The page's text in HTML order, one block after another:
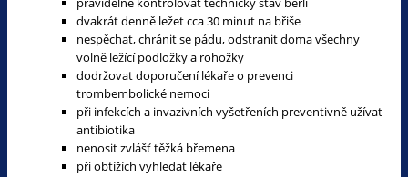
dvakrát denně ležet cca 30 minut na břiše
nespěchat, chránit se pádu, odstranit doma všechny
volně ležící podložky a rohožky
dodržovat doporučení lékaře o prevenci
trombembolické nemoci
při infekcích a invazivních vyšetřeních preventivně užívat
antibiotika
nenosit zvlášť těžká břemena
při obtížích vyhledat lékaře